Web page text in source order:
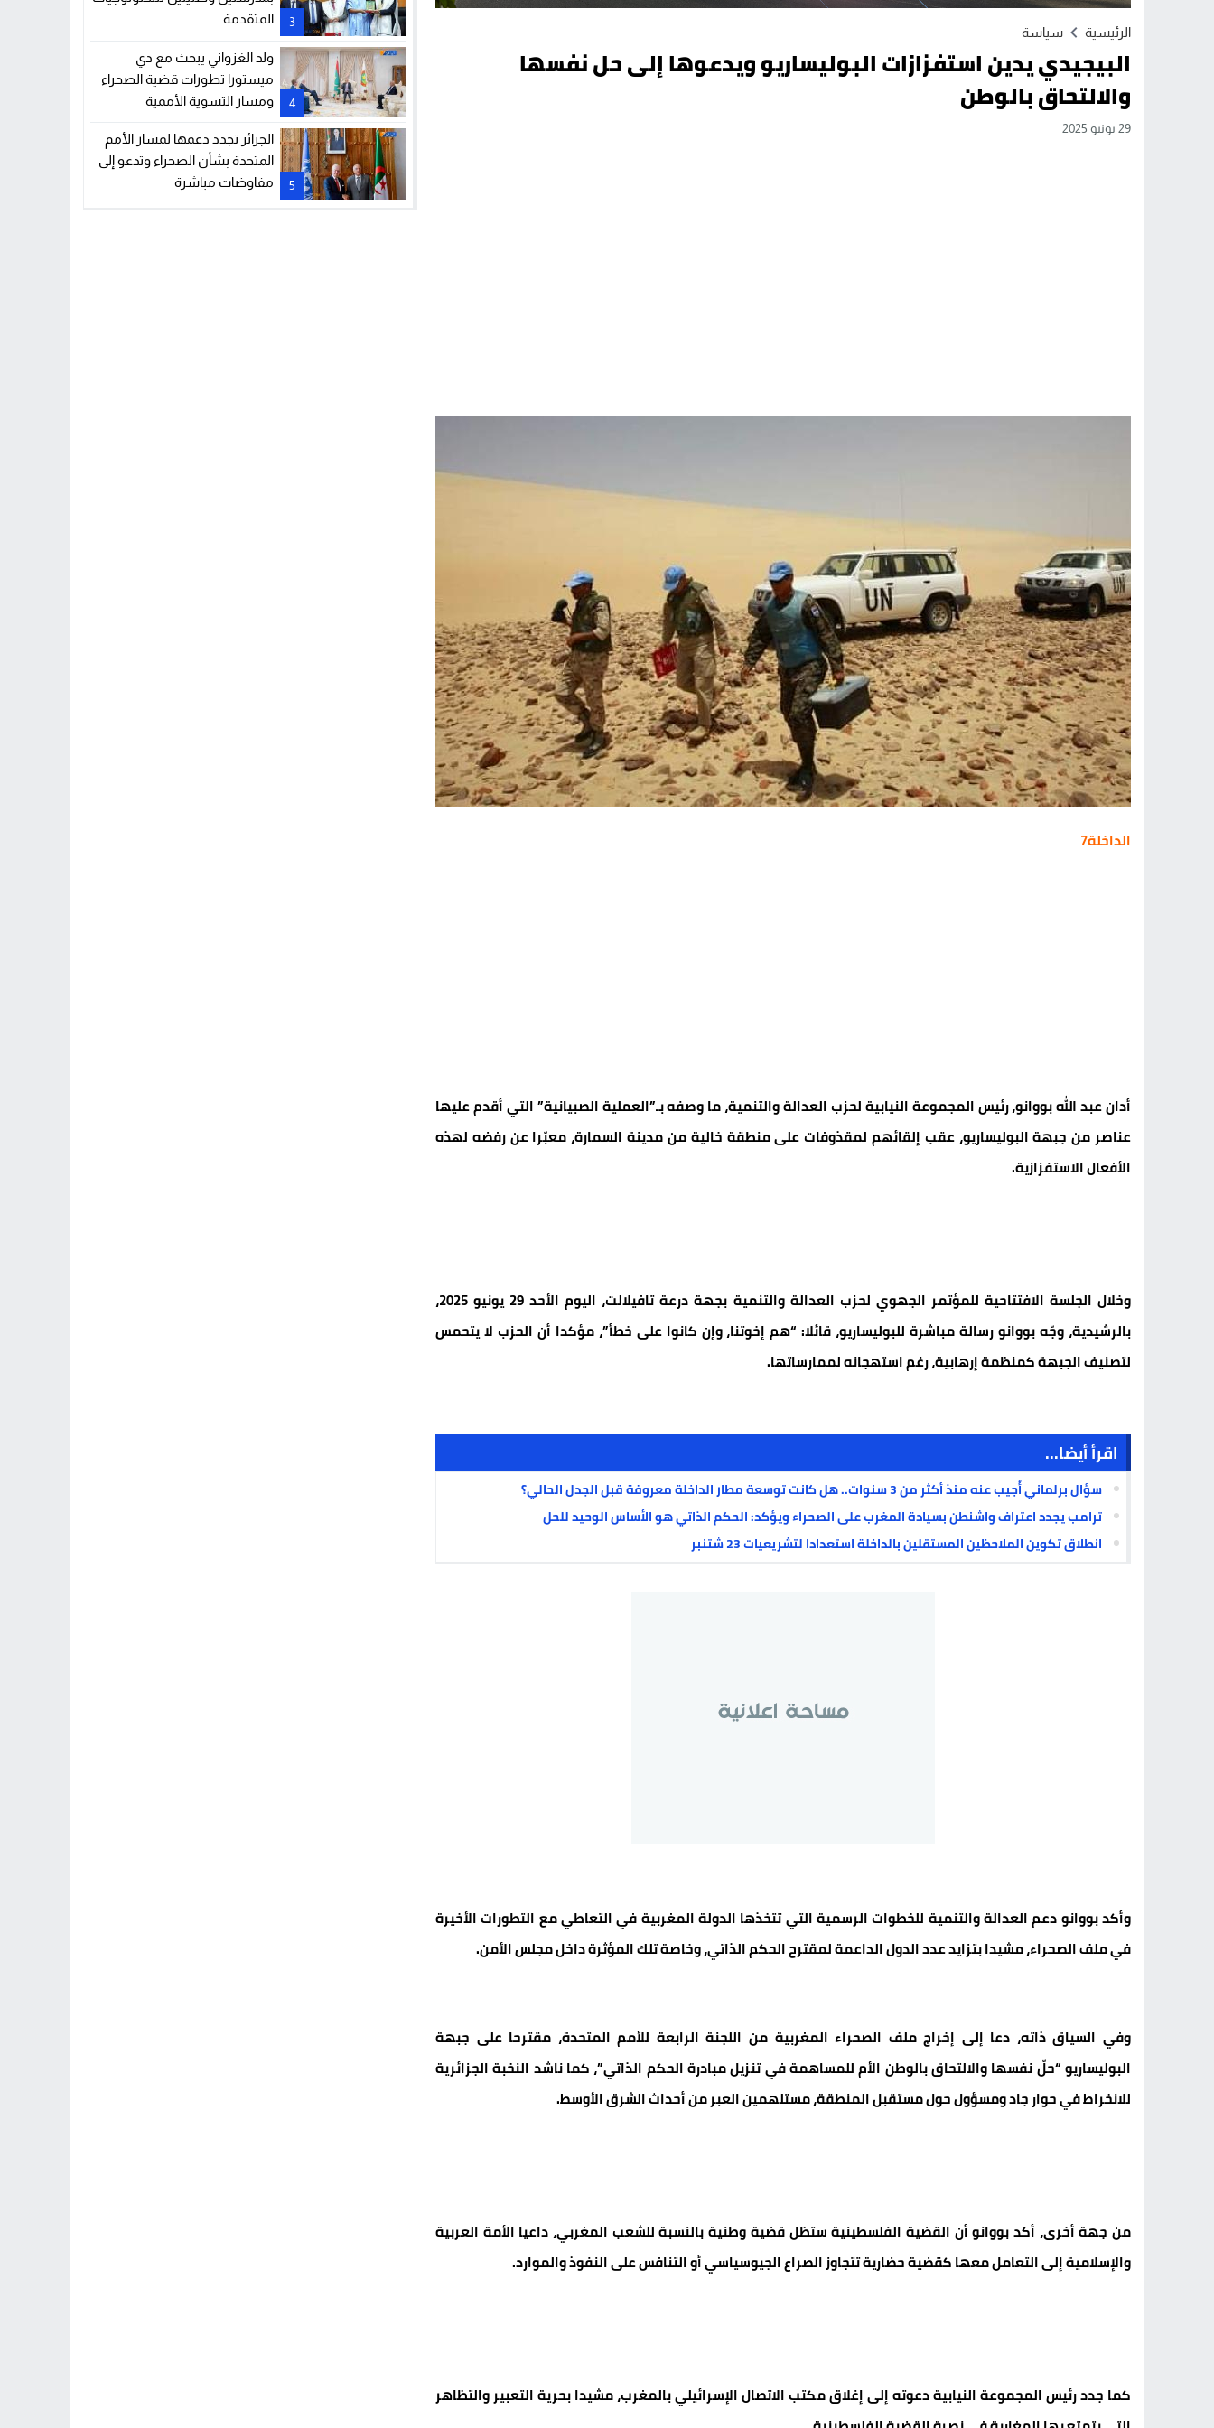
الرئيسية سياسة
البيجيدي يدين استفزازات البوليساريو ويدعوها إلى حل نفسها
والالتحاق بالوطن
29 يونيو 2025
الداخلة7
أدان عبد الله بووانو، رئيس المجموعة النيابية لحزب العدالة والتنمية، ما وصفه بـ”العملية الصبيانية” التي أقدم عليها
عناصر من جبهة البوليساريو، عقب إلقائهم لمقذوفات على منطقة خالية من مدينة السمارة، معبّرا عن رفضه لهذه
الأفعال الاستفزازية.
وخلال الجلسة الافتتاحية للمؤتمر الجهوي لحزب العدالة والتنمية بجهة درعة تافيلالت، اليوم الأحد 29 يونيو 2025،
بالرشيدية، وجّه بووانو رسالة مباشرة للبوليساريو، قائلا: “هم إخوتنا، وإن كانوا على خطأ”، مؤكدا أن الحزب لا يتحمس
لتصنيف الجبهة كمنظمة إرهابية، رغم استهجانه لممارساتها.
اقرأ أيضا...
سؤال برلماني أُجيب عنه منذ أكثر من 3 سنوات.. هل كانت توسعة مطار الداخلة معروفة قبل الجدل الحالي؟
ترامب يجدد اعتراف واشنطن بسيادة المغرب على الصحراء ويؤكد: الحكم الذاتي هو الأساس الوحيد للحل
انطلاق تكوين الملاحظين المستقلين بالداخلة استعدادا لتشريعيات 23 شتنبر
وأكد بووانو دعم العدالة والتنمية للخطوات الرسمية التي تتخذها الدولة المغربية في التعاطي مع التطورات الأخيرة
في ملف الصحراء، مشيدا بتزايد عدد الدول الداعمة لمقترح الحكم الذاتي، وخاصة تلك المؤثرة داخل مجلس الأمن.
وفي السياق ذاته، دعا إلى إخراج ملف الصحراء المغربية من اللجنة الرابعة للأمم المتحدة، مقترحا على جبهة
البوليساريو “حلّ نفسها والالتحاق بالوطن الأم للمساهمة في تنزيل مبادرة الحكم الذاتي”، كما ناشد النخبة الجزائرية
للانخراط في حوار جاد ومسؤول حول مستقبل المنطقة، مستلهمين العبر من أحداث الشرق الأوسط.
من جهة أخرى، أكد بووانو أن القضية الفلسطينية ستظل قضية وطنية بالنسبة للشعب المغربي، داعيا الأمة العربية
والإسلامية إلى التعامل معها كقضية حضارية تتجاوز الصراع الجيوسياسي أو التنافس على النفوذ والموارد.
كما جدد رئيس المجموعة النيابية دعوته إلى إغلاق مكتب الاتصال الإسرائيلي بالمغرب، مشيدا بحرية التعبير والتظاهر
3
المتقدمة
4
ولد الغزواني يبحث مع دي
ميستورا تطورات قضية الصحراء
ومسار التسوية الأممية
5
الجزائر تجدد دعمها لمسار الأمم
المتحدة بشأن الصحراء وتدعو إلى
مفاوضات مباشرة